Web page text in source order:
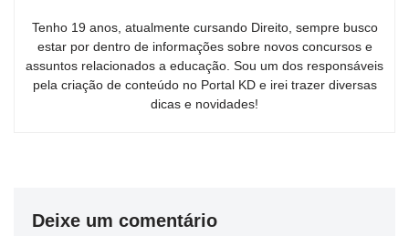
Tenho 19 anos, atualmente cursando Direito, sempre busco
estar por dentro de informações sobre novos concursos e
assuntos relacionados a educação. Sou um dos responsáveis
pela criação de conteúdo no Portal KD e irei trazer diversas
dicas e novidades!
Deixe um comentário